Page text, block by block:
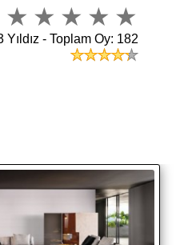
Yıldız - Toplam Oy: 182